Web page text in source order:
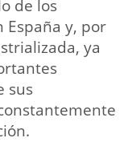
de los
España y, por
ya
sus